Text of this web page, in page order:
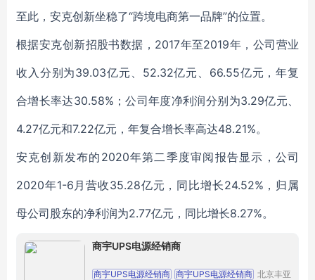
至此，安克创新坐稳了“跨境电商第一品牌”的位置。
根据安克创新招股书数据，2017年至2019年，公司营业
收入分别为39.03亿元、52.32亿元、66.55亿元，年复
合增长率达30.58%；公司年度净利润分别为3.29亿元、
4.27亿元和7.22亿元，年复合增长率高达48.21%。
安克创新发布的2020年第二季度审阅报告显示，公司
2020年1-6月营收35.28亿元，同比增长24.52%，归属
母公司股东的净利润为2.77亿元，同比增长8.27%。
商宇UPS电源经销商
商宇UPS电源经销商 商宇UPS电源经销商 北京丰亚